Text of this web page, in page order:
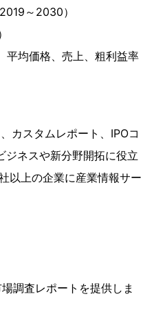
～2030）
平均価格、売上、粗利益率
カスタムレポート、IPOコ
ジネスや新分野開拓に役立
以上の企業に産業情報サー
調査レポートを提供しま